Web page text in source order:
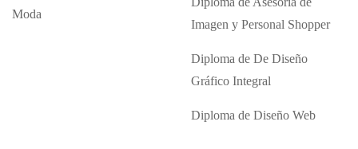
Moda
Imagen y Personal Shopper
Diploma de De Diseño
Gráfico Integral
Diploma de Diseño Web